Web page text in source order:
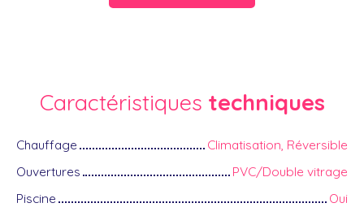
Caractéristiques techniques
Chauffage
Climatisation, Réversible
Ouvertures
PVC/Double vitrage
Piscine
Oui